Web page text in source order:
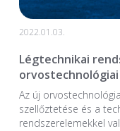
2022.01.03.
Légtechnikai
Az új
szellőztetése és a
rendszerelemekkel